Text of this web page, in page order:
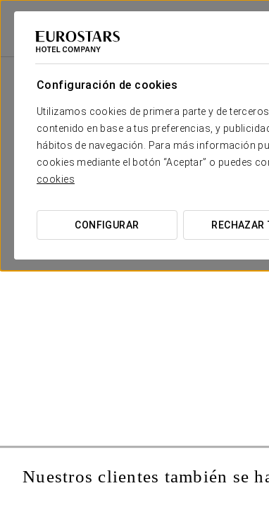
Configuración de cookies
Utilizamos cookies de primera parte y de
contenido en base a tus preferencias, y
hábitos de navegación. Para más información
cookies mediante el botón “Aceptar” o puedes
cookies
CONFIGURAR RECHAZAR
Eurostars Hotel Company
Nuestros clientes también se